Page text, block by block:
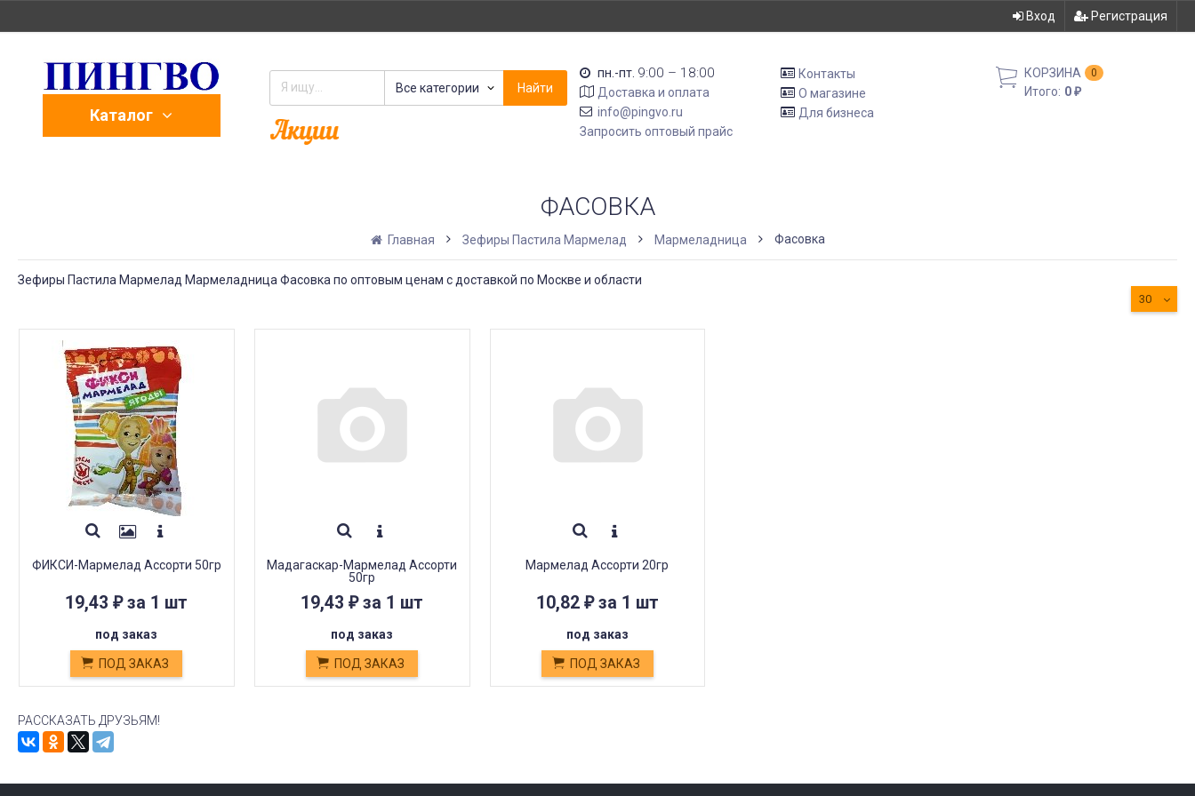
Вход Регистрация
Каталог
Все категории Найти
пн.-пт. 9:00 – 18:00
Доставка и оплата
info@pingvo.ru
Запросить оптовый прайс
Контакты
О магазине
Для бизнеса
КОРЗИНА 0
Итого: 0₽
ФАСОВКА
Главная Зефиры Пастила Мармелад Мармеладница Фасовка
Зефиры Пастила Мармелад Мармеладница Фасовка по оптовым ценам с доставкой по Москве и области
30
ФИКСИ-Мармелад Ассорти 50гр
19,43₽за 1 шт
под заказ
ПОД ЗАКАЗ
Мадагаскар-Мармелад Ассорти
50гр
19,43₽за 1 шт
под заказ
ПОД ЗАКАЗ
Мармелад Ассорти 20гр
10,82 ₽за 1 шт
под заказ
ПОД ЗАКАЗ
РАССКАЗАТЬ ДРУЗЬЯМ!